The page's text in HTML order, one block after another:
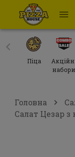
Піца
набори
Головна
Салат Цезар з